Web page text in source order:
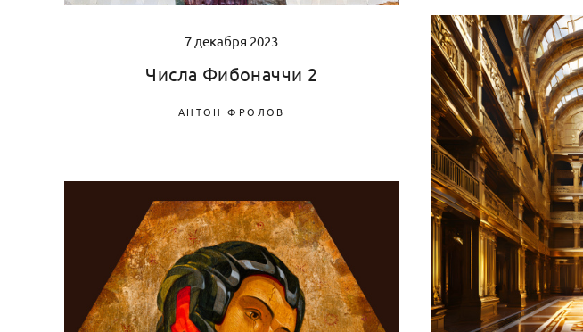
7 декабря 2023
Числа Фибоначчи 2
АНТОН ФРОЛОВ